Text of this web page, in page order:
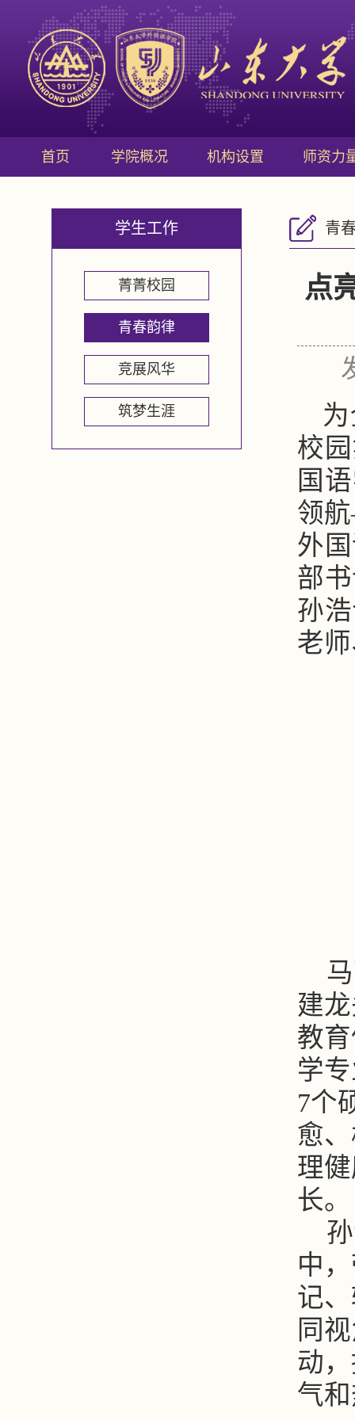
首页 学院概况 机构设置 师资力
学生工作
菁菁校园
青春韵律
竞展风华
筑梦生涯
青
点
校
国
领
外
部
孙
老
建
教
学
7个
愈
理
长。
中
记
同
动
气